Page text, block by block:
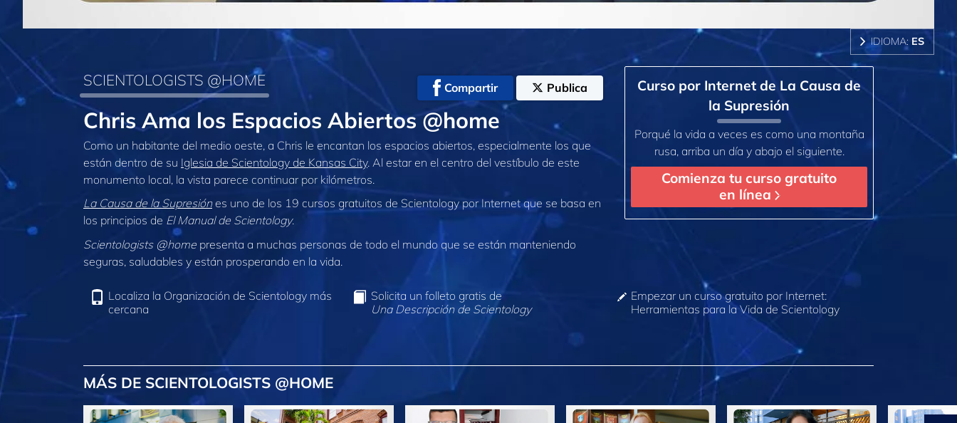
IDIOMA: ES
SCIENTOLOGISTS @HOME Compartir Publica
Chris Ama los Espacios Abiertos @home
Como un habitante del medio oeste, a Chris le encantan los espacios abiertos, especialmente los que
están dentro de su Iglesia de Scientology de Kansas City. Al estar en el centro del vestíbulo de este
monumento local, la vista parece continuar por kilómetros.
La Causa de la Supresiónes uno de los 19 cursos gratuitos de Scientology por Internet que se basa en
los principios de El Manual de Scientology.
Scientologists @homepresenta a muchas personas de todo el mundo que se están manteniendo
seguras, saludables y están prosperando en la vida.
Curso por Internet de La Causa de
la Supresión
Porqué la vida a veces es como una montaña
rusa, arriba un día y abajo el siguiente.
Comienza tu curso gratuito
en línea
Localiza la Organización de Scientology más
cercana
Solicita un folleto gratis de
Una Descripción de Scientology
Empezar un curso gratuito por Internet:
Herramientas para la Vida de Scientology
MÁS DE SCIENTOLOGISTS @HOME